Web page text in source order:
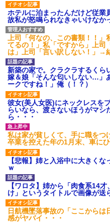
ホテルに泊まったんだけど従業
故私が怒鳴られなきゃいけなか
上司「何なの、この書類！！
てるの！」私「ですから」上司
は」上司「言い訳しない！」→
新築の家で。クラクラするくら
嫁＆娘「そんな匂いしない…」
ークですね！」俺（！？）
彼女(美人女医)にネックレスを
らいなら、渡さないほうがマ
ら・・・
私は家が貧しくて、手に職をつ
卒業を控えた年の1月末、車に
【悲報】姉と入浴中に大きく
ｗ
【ワロタ】姉から「肉食系14
け」というタイトルで画像が送
日航機墜落事故の「ここから
感がヤバイ・・・